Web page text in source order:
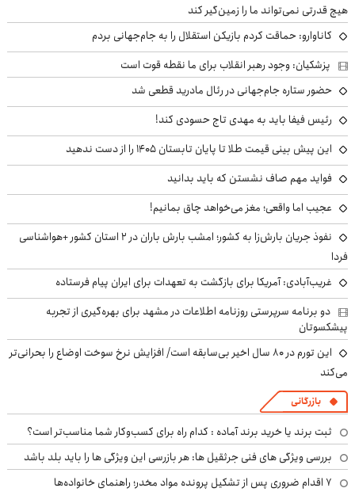
هیچ قدرتی نمی‌تواند ما را زمین‌گیر کند
کاناوارو: حماقت کردم بازیکن استقلال را به جام‌جهانی بردم
پزشکیان: وجود رهبر انقلاب برای ما نقطه قوت است
حضور ستاره جام‌جهانی در رئال مادرید قطعی شد
رئیس فیفا باید به مهدی تاج حسودی کند!
این پیش بینی قیمت طلا تا پایان تابستان ۱۴۰۵ را از دست ندهید
فواید مهم صاف نشستن که باید بدانید
عجیب اما واقعی؛ مغز می‌خواهد چاق بمانیم!
نفوذ جریان بارش‌زا به کشور؛ امشب بارش باران در ۲ استان کشور +هواشناسی
فردا
غریب‌آبادی: آمریکا برای بازگشت به تعهدات برای ایران پیام فرستاده
دو برنامه سرپرستی روزنامه اطلاعات در مشهد برای بهره‌گیری از تجربه
پیشکسوتان
این تورم در ۸۰ سال اخیر بی‌سابقه است/ افزایش نرخ سوخت اوضاع را بحرانی‌تر
می‌کند
بازرگانی
ثبت برند یا خرید برند آماده : کدام راه برای کسب‌وکار شما مناسب‌تر است؟
بررسی ویژگی های فنی جرثقیل ها: هر بازرسی این ویژگی ها را باید بلد باشد
۷ اقدام ضروری پس از تشکیل پرونده مواد مخدر؛ راهنمای خانواده‌ها